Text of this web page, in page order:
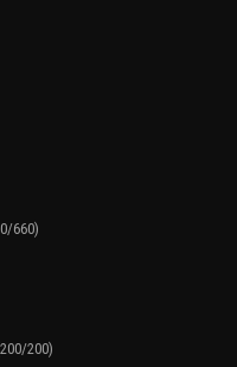
660)
200)